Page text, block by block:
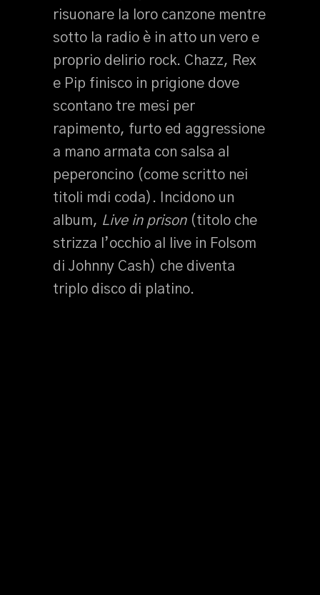
risuonare la loro canzone mentre
sotto la radio è in atto un vero e
proprio delirio rock. Chazz, Rex
e Pip finisco in prigione dove
scontano tre mesi per
rapimento, furto ed aggressione
a mano armata con salsa al
peperoncino (come scritto nei
titoli mdi coda). Incidono un
album, Live in prison (titolo che
strizza l’occhio al live in Folsom
di Johnny Cash) che diventa
triplo disco di platino.